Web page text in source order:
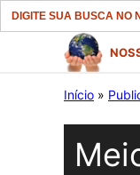
Search
for:
conteúdo
Início »